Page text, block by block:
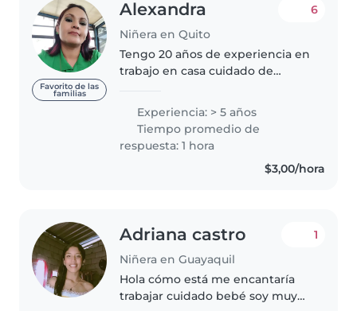
Favorito de las
familias
Alexandra
Niñera en Quito
6
Tengo 20 años de experiencia en
trabajo en casa cuidado de
edad, que haceres domésticos,
cocina además responsable,
honrada, siempre llego puntual a
la hora..
Experiencia: > 5 años
Tiempo promedio de
respuesta: 1 hora
$3,00/hora
Adriana castro
Niñera en Guayaquil
1
Hola cómo está me encantaría
trabajar cuidado bebé soy muy